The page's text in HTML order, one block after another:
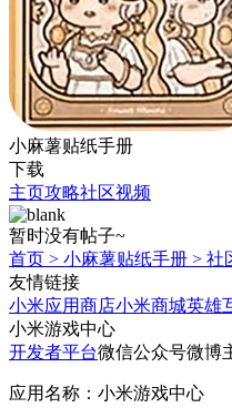
小麻薯贴纸手册
下载
主页攻略社区视频
暂时没有帖子~
首页 > 小麻薯贴纸手册 > 社
友情链接
小米应用商店小米商城英雄
小米游戏中心
开发者平台微信公众号微博
应用名称：小米游戏中心